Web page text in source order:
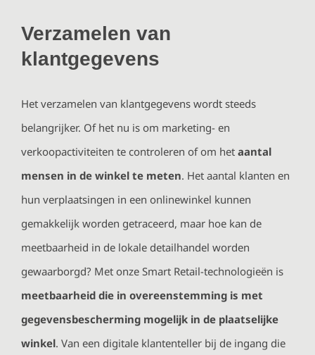
Verzamelen van
klantgegevens
Het verzamelen van klantgegevens wordt steeds
belangrijker. Of het nu is om marketing- en
verkoopactiviteiten te controleren of om het aantal
mensen in de winkel te meten. Het aantal klanten en
hun verplaatsingen in een onlinewinkel kunnen
gemakkelijk worden getraceerd, maar hoe kan de
meetbaarheid in de lokale detailhandel worden
gewaarborgd? Met onze Smart Retail-technologieën is
meetbaarheid die in overeenstemming is met
gegevensbescherming mogelijk in de plaatselijke
winkel. Van een digitale klantenteller bij de ingang die